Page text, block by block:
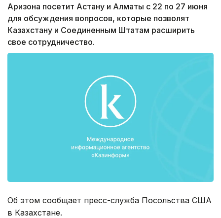
Аризона посетит Астану и Алматы с 22 по 27 июня
для обсуждения вопросов, которые позволят
Казахстану и Соединенным Штатам расширить
свое сотрудничество.
Об этом сообщает пресс-служба Посольства США
в Казахстане.